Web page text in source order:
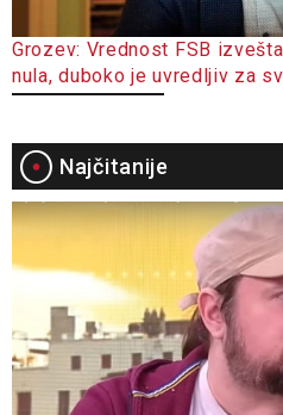
Grozev: Vrednost FSB
nula, duboko je uvredljiv za
Najčitanije